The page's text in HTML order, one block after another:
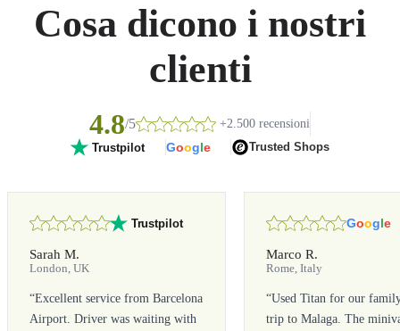
Cosa dicono i nostri
clienti
4.8/5 +2.500 recensioni
Trustpilot Google Trusted Shops
Trustpilot
Sarah M.
London, UK
“Excellent service from Barcelona
Airport. Driver was waiting with
Google
Marco R.
Rome, Italy
“Used Titan for our
trip to Malaga. The